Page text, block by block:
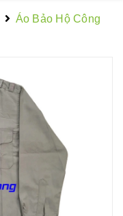
Áo Bảo Hộ Công